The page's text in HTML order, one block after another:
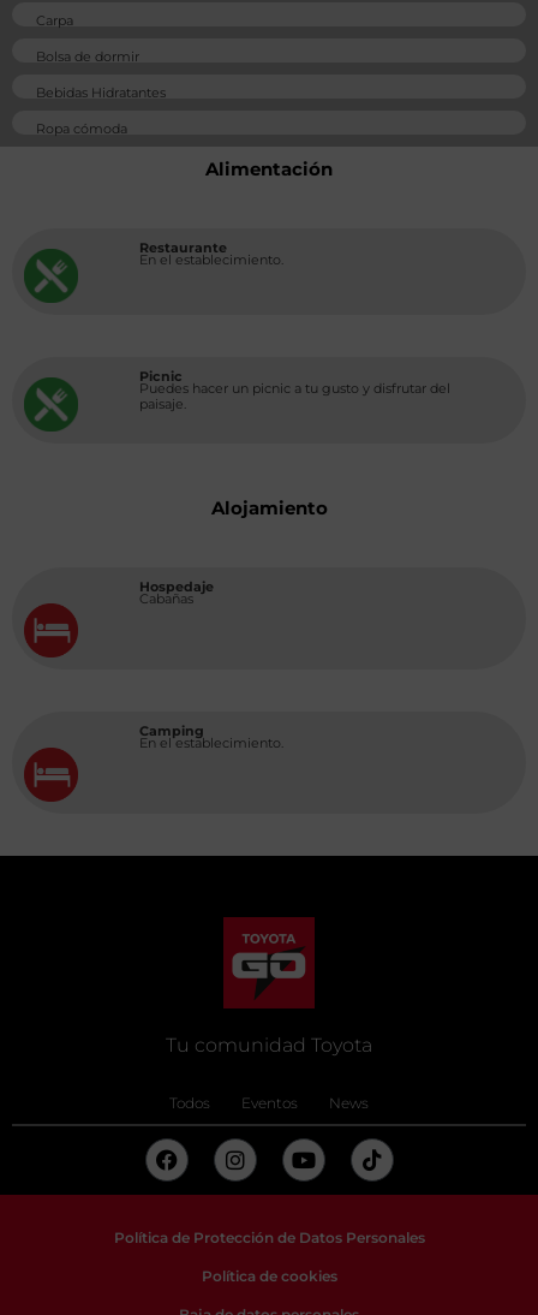
Carpa
Bolsa de dormir
Bebidas Hidratantes
Ropa cómoda
Alimentación
Restaurante
En el establecimiento.
Picnic
Puedes hacer un picnic a tu gusto y disfrutar del
paisaje.
Alojamiento
Hospedaje
Cabañas
Camping
En el establecimiento.
Tu comunidad Toyota
Todos Eventos News
Política de Protección de Datos Personales
Política de cookies